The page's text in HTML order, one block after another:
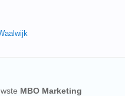
MBO Marketing